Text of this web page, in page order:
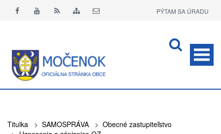
PÝTAM SA ÚRADU
Titulka > SAMOSPRÁVA > Obecné zastupiteľstvo